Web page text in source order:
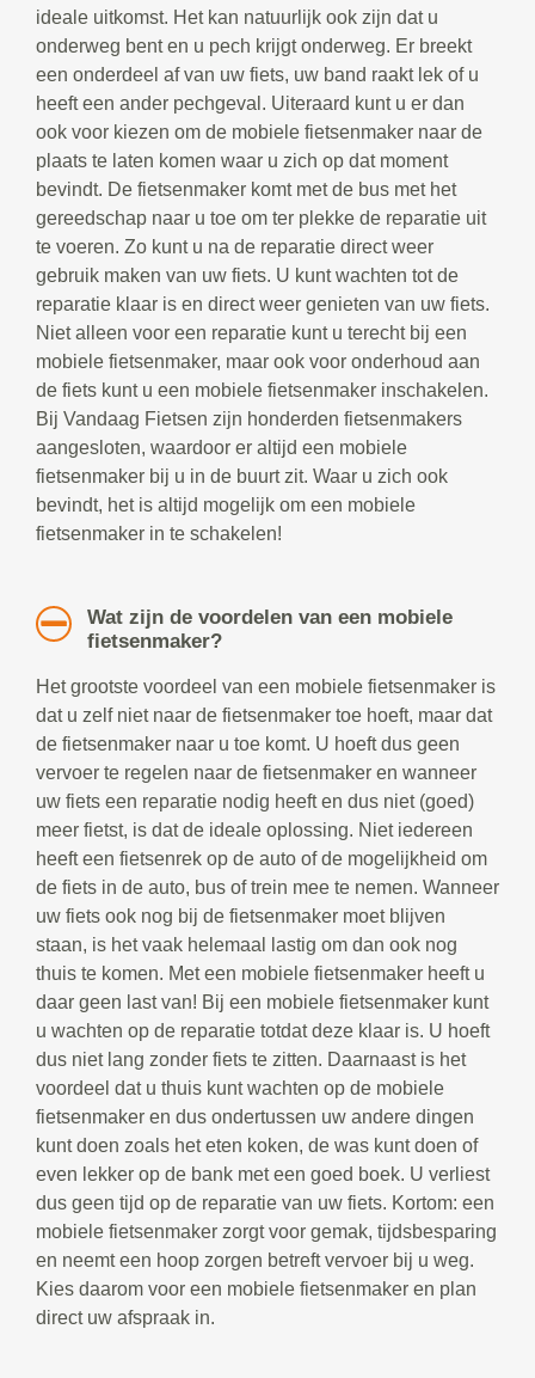
ideale uitkomst. Het kan natuurlijk ook zijn dat u
onderweg bent en u pech krijgt onderweg. Er breekt
een onderdeel af van uw fiets, uw band raakt lek of u
heeft een ander pechgeval. Uiteraard kunt u er dan
ook voor kiezen om de mobiele fietsenmaker naar de
plaats te laten komen waar u zich op dat moment
bevindt. De fietsenmaker komt met de bus met het
gereedschap naar u toe om ter plekke de reparatie uit
te voeren. Zo kunt u na de reparatie direct weer
gebruik maken van uw fiets. U kunt wachten tot de
reparatie klaar is en direct weer genieten van uw fiets.
Niet alleen voor een reparatie kunt u terecht bij een
mobiele fietsenmaker, maar ook voor onderhoud aan
de fiets kunt u een mobiele fietsenmaker inschakelen.
Bij Vandaag Fietsen zijn honderden fietsenmakers
aangesloten, waardoor er altijd een mobiele
fietsenmaker bij u in de buurt zit. Waar u zich ook
bevindt, het is altijd mogelijk om een mobiele
fietsenmaker in te schakelen!
Wat zijn de voordelen van een mobiele
fietsenmaker?
Het grootste voordeel van een mobiele fietsenmaker is
dat u zelf niet naar de fietsenmaker toe hoeft, maar dat
de fietsenmaker naar u toe komt. U hoeft dus geen
vervoer te regelen naar de fietsenmaker en wanneer
uw fiets een reparatie nodig heeft en dus niet (goed)
meer fietst, is dat de ideale oplossing. Niet iedereen
heeft een fietsenrek op de auto of de mogelijkheid om
de fiets in de auto, bus of trein mee te nemen. Wanneer
uw fiets ook nog bij de fietsenmaker moet blijven
staan, is het vaak helemaal lastig om dan ook nog
thuis te komen. Met een mobiele fietsenmaker heeft u
daar geen last van! Bij een mobiele fietsenmaker kunt
u wachten op de reparatie totdat deze klaar is. U hoeft
dus niet lang zonder fiets te zitten. Daarnaast is het
voordeel dat u thuis kunt wachten op de mobiele
fietsenmaker en dus ondertussen uw andere dingen
kunt doen zoals het eten koken, de was kunt doen of
even lekker op de bank met een goed boek. U verliest
dus geen tijd op de reparatie van uw fiets. Kortom: een
mobiele fietsenmaker zorgt voor gemak, tijdsbesparing
en neemt een hoop zorgen betreft vervoer bij u weg.
Kies daarom voor een mobiele fietsenmaker en plan
direct uw afspraak in.